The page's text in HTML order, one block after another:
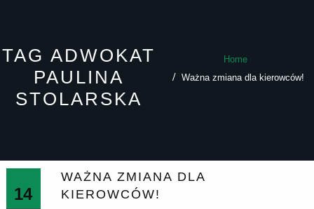
TAG ADWOKAT
PAULINA
STOLARSKA
Home
Ważna zmiana dla kierowców!
14
WAŻNA ZMIANA DLA
KIEROWCÓW!